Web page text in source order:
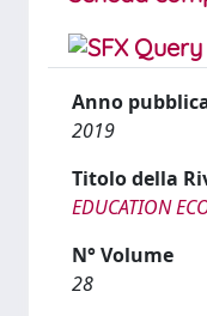
Anno
2019
Titolo della
EDUCATION
N° Volume
28